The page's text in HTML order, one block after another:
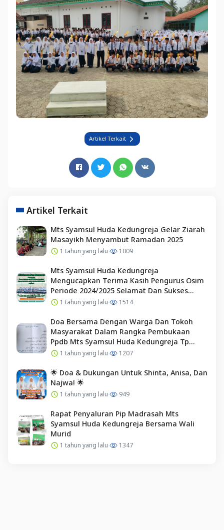
Artikel Terkait
Artikel Terkait
Mts Syamsul Huda Kedungreja Gelar Ziarah
Masayikh Menyambut Ramadan 2025
1 tahun yang lalu 1009
Mts Syamsul Huda Kedungreja
Mengucapkan Terima Kasih Pengurus Osim
Periode 2024/2025 Selamat Dan Sukses
Kepada Pengurus Osim Periode 2025/2026
1 tahun yang lalu 1514
Doa Bersama Dengan Warga Dan Tokoh
Masyarakat Dalam Rangka Pembukaan
Ppdb Mts Syamsul Huda Kedungreja Tp
2025/2026
1 tahun yang lalu 1207
🌟 Doa & Dukungan Untuk Shinta, Anisa, Dan
Najwa! 🌟
1 tahun yang lalu 949
Rapat Penyaluran Pip Madrasah Mts
Syamsul Huda Kedungreja Bersama Wali
Murid
1 tahun yang lalu 1347